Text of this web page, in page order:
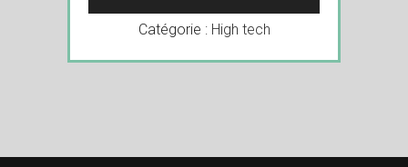
Catégorie : High tech